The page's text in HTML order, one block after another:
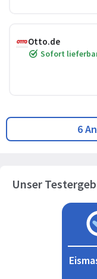
Otto.de
Sofort
6
Unser